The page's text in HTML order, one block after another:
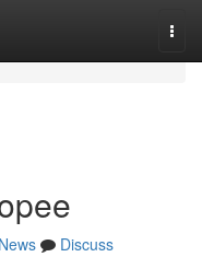
News
Discuss